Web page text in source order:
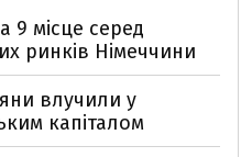
9 місце серед
ринків Німеччини
влучили у
капіталом